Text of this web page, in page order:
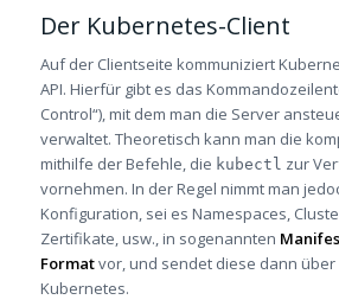
Der Kubernetes-Client
Auf der Clientseite kommuniziert
API. Hierfür gibt es das
Control“), mit dem man die Server
verwaltet. Theoretisch kann man die
mithilfe der Befehle, die kubectl zur
vornehmen. In der Regel nimmt man
Konfiguration, sei es Namespaces,
Zertifikate, usw., in sogenannten
Formatvor, und sendet diese dann über
Kubernetes.